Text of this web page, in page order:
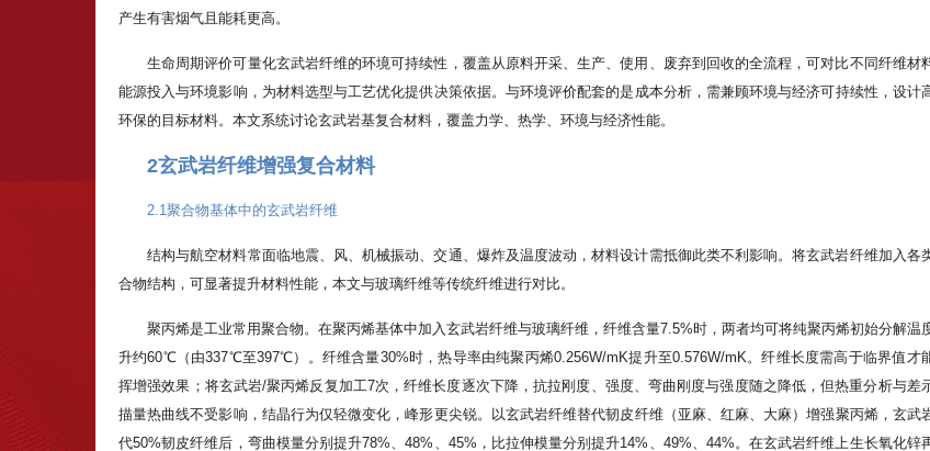
产生有害烟气且能耗更高。
生命周期评价可量化玄武岩纤维的环境可持续性，覆盖从原料开采、生产、使用、废弃到回收的全流程，可对比不同纤维材
能源投入与环境影响，为材料选型与工艺优化提供决策依据。与环境评价配套的是成本分析，需兼顾环境与经济可持续性，设计
环保的目标材料。本文系统讨论玄武岩基复合材料，覆盖力学、热学、环境与经济性能。
2玄武岩纤维增强复合材料
2.1聚合物基体中的玄武岩纤维
结构与航空材料常面临地震、风、机械振动、交通、爆炸及温度波动，材料设计需抵御此类不利影响。将玄武岩纤维加入各
合物结构，可显著提升材料性能，本文与玻璃纤维等传统纤维进行对比。
聚丙烯是工业常用聚合物。在聚丙烯基体中加入玄武岩纤维与玻璃纤维，纤维含量7.5%时，两者均可将纯聚丙烯初始分解温
升约60℃（由337℃至397℃）。纤维含量30%时，热导率由纯聚丙烯0.256W/mK提升至0.576W/mK。纤维长度需高于临界值才
挥增强效果；将玄武岩/聚丙烯反复加工7次，纤维长度逐次下降，抗拉刚度、强度、弯曲刚度与强度随之降低，但热重分析与差
描量热曲线不受影响，结晶行为仅轻微变化，峰形更尖锐。以玄武岩纤维替代韧皮纤维（亚麻、红麻、大麻）增强聚丙烯，玄武
代50%韧皮纤维后，弯曲模量分别提升78%、48%、45%，比拉伸模量分别提升14%、49%、44%。在玄武岩纤维上生长氧化锌